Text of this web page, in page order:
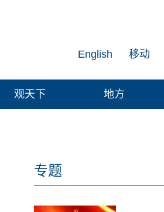
移动
English
观天下 地方
专题